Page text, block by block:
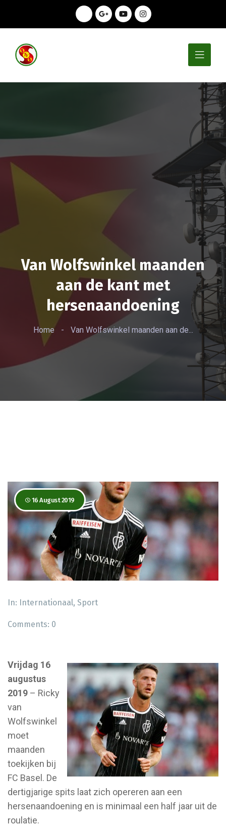
Van Wolfswinkel maanden
aan de kant met
hersenaandoening
Home - Van Wolfswinkel maanden aan de...
16 August 2019
In: Internationaal, Sport
Comments: 0
Vrijdag 16
augustus
2019 – Ricky
van
Wolfswinkel
moet
maanden
toekijken bij
FC Basel. De
dertigjarige spits laat zich opereren aan een
hersenaandoening en is minimaal een half jaar uit de
roulatie.